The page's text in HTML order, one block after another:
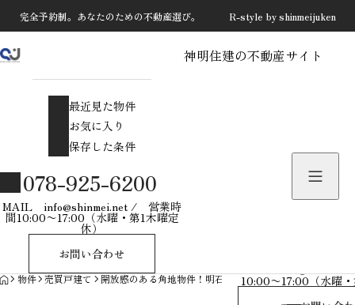
最近見た物件
物件を探す
10:00〜17:00（水曜
完全予約制。あなたのための不動産選び。 R-style by shinmeijuken
神明住建の不動産サイト
最近見た物件
お気に入り
保存した条件
078-925-6200
MAIL info@shinmei.net / 営業時
間10:00〜17:00（水曜・第1木曜定
休）
お問い合わせ
HOME
物件 売買戸建て 開放感のある角地物件！明石市二見町福里 新築戸建